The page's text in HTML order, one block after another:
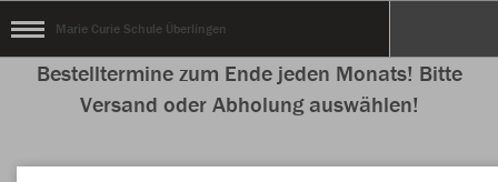
Marie Curie Schule Überlingen
Bestelltermine zum Ende jeden Monats! Bitte
Versand oder Abholung auswählen!